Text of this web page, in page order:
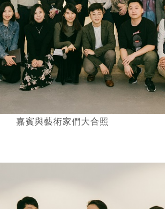
嘉賓與藝術家們大合照